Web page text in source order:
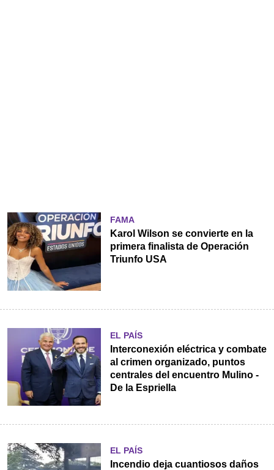
FAMA
Karol Wilson se convierte en la
primera finalista de Operación
Triunfo USA
EL PAÍS
Interconexión eléctrica y combate
al crimen organizado, puntos
centrales del encuentro Mulino -
De la Espriella
EL PAÍS
Incendio deja cuantiosos daños